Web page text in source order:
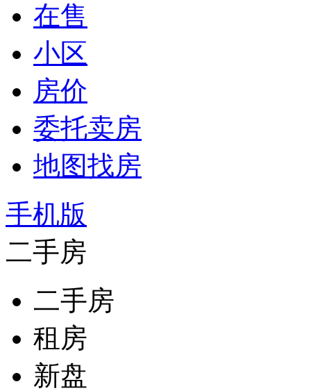
在售
小区
房价
委托卖房
地图找房
手机版
二手房
二手房
租房
新盘